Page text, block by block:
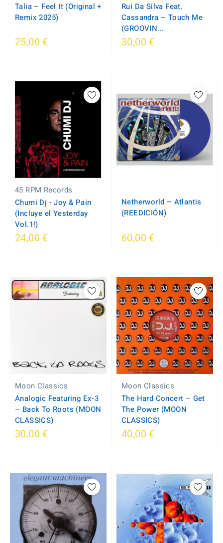
Talia – Feel It (Original +
Remix 2025)
25,00 €
Rui Da Silva Feat.
Cassandra ‎– Touch Me
(GROOVIN...
30,00 €
45 RPM Records
Chumi Dj - Joy & Pain
(Incluye el Yesterday
Vol.1!)
24,00 €
Netherworld ‎– Atlantis
(REEDICIÓN)
60,00 €
Moon Classics
Analogic Featuring Ex-3
– Back To Roots (MOON
CLASSICS)
30,00 €
Moon Classics
The Hard Concert ‎– Get
The Power (MOON
CLASSICS)
40,00 €